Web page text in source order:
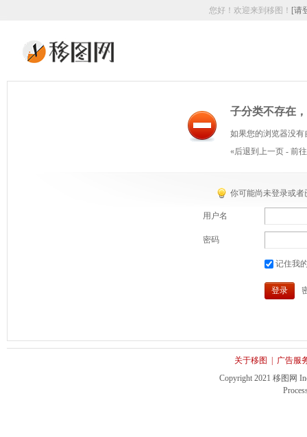
您好！欢迎来到移图！ [请
子分类不存在
如果您的浏览器没
«后退到上一页- 前
你可能尚未登录或者
用户名
密码
记住我
关于移图 | 广告服
Copyright 2021 移图网